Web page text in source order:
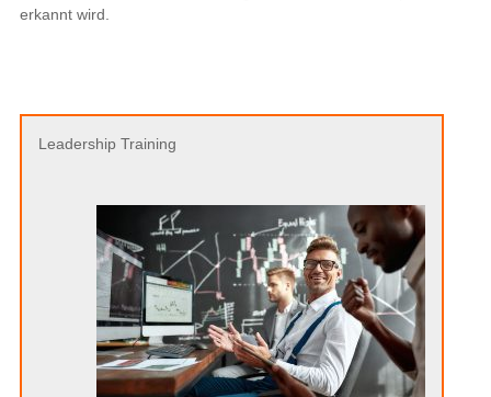
Leadership Training
Menschen verstehen – Mitarbeiter führen
Neurologische Führung in der Praxis. –Wenn Sie
Verhalten verstehen und richtig einordnen, entsteht